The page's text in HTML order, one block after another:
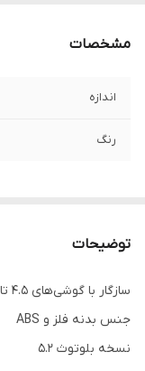
مشخصات
اندازه
رنگ
توضیحات
سازگار با گوشی‌های 4.5 تا 7 اینچ اندروید و آیفون
جنس بدنه فلز و ABS
نسخه بلوتوث 5.2